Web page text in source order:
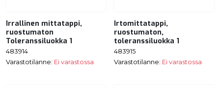
Irrallinen mittatappi,
ruostumaton
Toleranssiluokka 1
483914
Varastotilanne: Ei varastossa
Irtomittatappi,
ruostumaton,
toleranssiluokka 1
483915
Varastotilanne: Ei varastossa